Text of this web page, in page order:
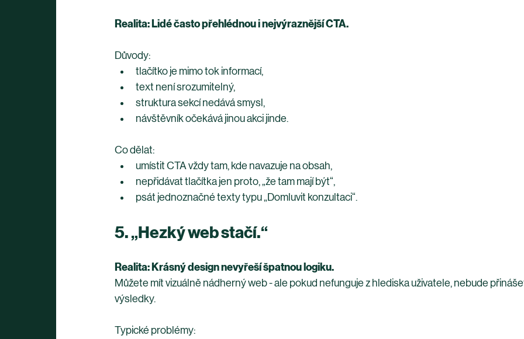
Realita: Lidé často přehlédnou i nejvýraznější CTA.
Důvody:
tlačítko je mimo tok informací,
text není srozumitelný,
struktura sekcí nedává smysl,
návštěvník očekává jinou akci jinde.
Co dělat:
umístit CTA vždy tam, kde navazuje na obsah,
nepřidávat tlačítka jen proto, „že tam mají být“,
psát jednoznačné texty typu „Domluvit konzultaci“.
5. „Hezký web stačí.“
Realita: Krásný design nevyřeší špatnou logiku.
Můžete mít vizuálně nádherný web - ale pokud nefunguje z hlediska uživatele, nebude
výsledky.
Typické problémy: